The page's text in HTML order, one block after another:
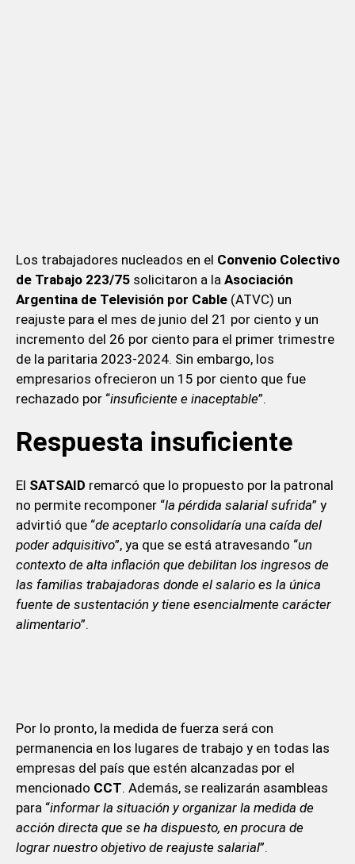
Los trabajadores nucleados en el Convenio Colectivo
de Trabajo 223/75solicitaron a la Asociación
Argentina de Televisión por Cable(ATVC) un
reajuste para el mes de junio del 21 por ciento y un
incremento del 26 por ciento para el primer trimestre
de la paritaria 2023-2024. Sin embargo, los
empresarios ofrecieron un 15 por ciento que fue
rechazado por “insuficiente e inaceptable”.
Respuesta insuficiente
El SATSAID remarcó que lo propuesto por la patronal
no permite recomponer “la pérdida salarial sufrida” y
advirtió que “de aceptarlo consolidaría una caída del
poder adquisitivo”, ya que se está atravesando “un
contexto de alta inflación que debilitan los ingresos de
las familias trabajadoras donde el salario es la única
fuente de sustentación y tiene esencialmente carácter
alimentario”.
Por lo pronto, la medida de fuerza será con
permanencia en los lugares de trabajo y en todas las
empresas del país que estén alcanzadas por el
mencionado CCT. Además, se realizarán asambleas
para “informar la situación y organizar la medida de
acción directa que se ha dispuesto, en procura de
lograr nuestro objetivo de reajuste salarial”.